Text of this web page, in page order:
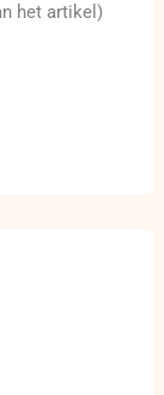
het artikel)